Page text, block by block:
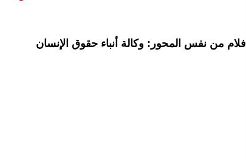
افلام من نفس المحور: وكالة أنباء حقوق الإنسان